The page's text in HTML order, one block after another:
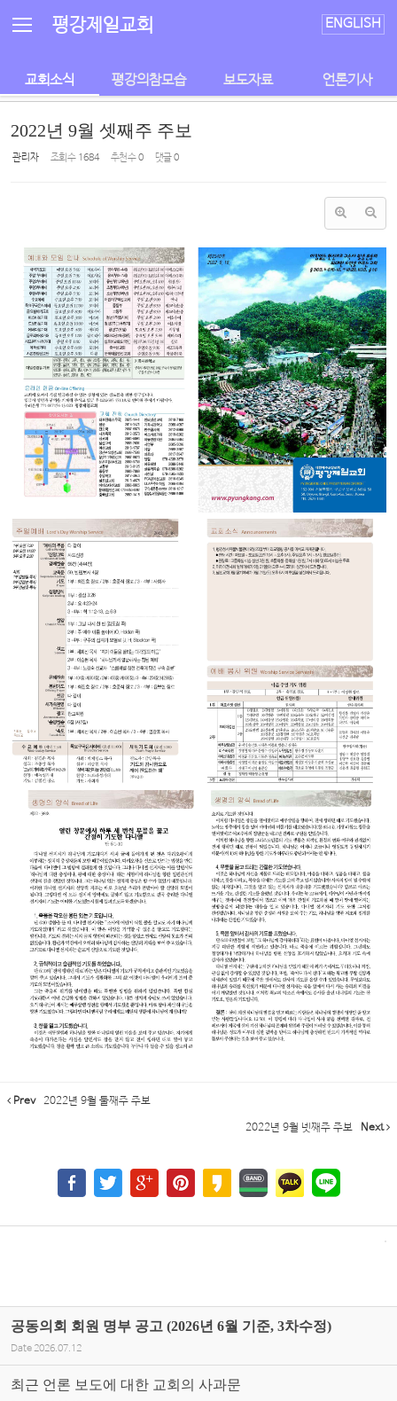
평강제일교회 ENGLISH
교회소식 평강의참모습 보도자료 언론기사
2022년 9월 셋째주 주보
관리자 조회 수 1684 추천 수0 댓글0
Prev 2022년 9월 둘째주 주보
2022년 9월 넷째주 주보 Next
공동의회 회원 명부 공고 (2026년 6월 기준, 3차수정)
Date 2026.07.12
최근 언론 보도에 대한 교회의 사과문